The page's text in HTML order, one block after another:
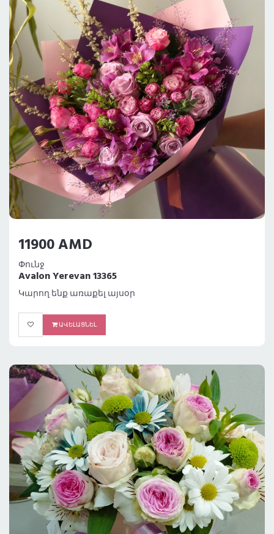
11900 AMD
Փունջ
Avalon Yerevan 13365
Կարող ենք առաքել այսօր
ԱՎԵԼԱՑՆԵԼ